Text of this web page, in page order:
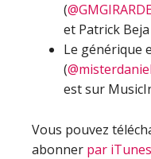
(
et Patrick Beja
Le générique
(
est sur
Vous pouvez
abonner par iTunes